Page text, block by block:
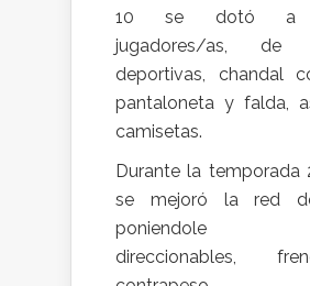
10 se dotó a
jugadores/as, de
deportivas, chandal
pantaloneta y falda,
camisetas.
Durante la temporada
se mejoró la red
poniendole
direccionables,